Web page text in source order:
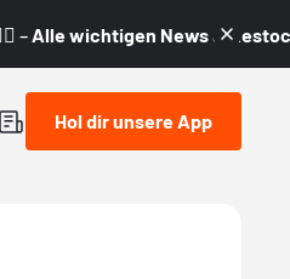
– Alle wichtigen News &
Hol dir unsere App